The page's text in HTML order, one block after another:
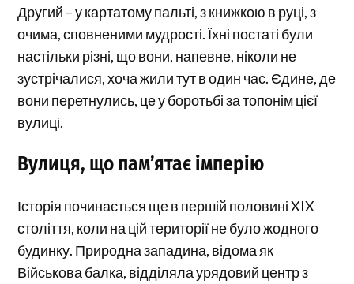
Другий – у картатому пальті, з книжкою в руці, з
очима, сповненими мудрості. Їхні постаті були
настільки різні, що вони, напевне, ніколи не
зустрічалися, хоча жили тут в один час. Єдине, де
вони перетнулись, це у боротьбі за топонім цієї
вулиці.
Вулиця, що пам’ятає імперію
Історія починається ще в першій половині XIX
століття, коли на цій території не було жодного
будинку. Природна западина, відома як
Військова балка, відділяла урядовий центр з